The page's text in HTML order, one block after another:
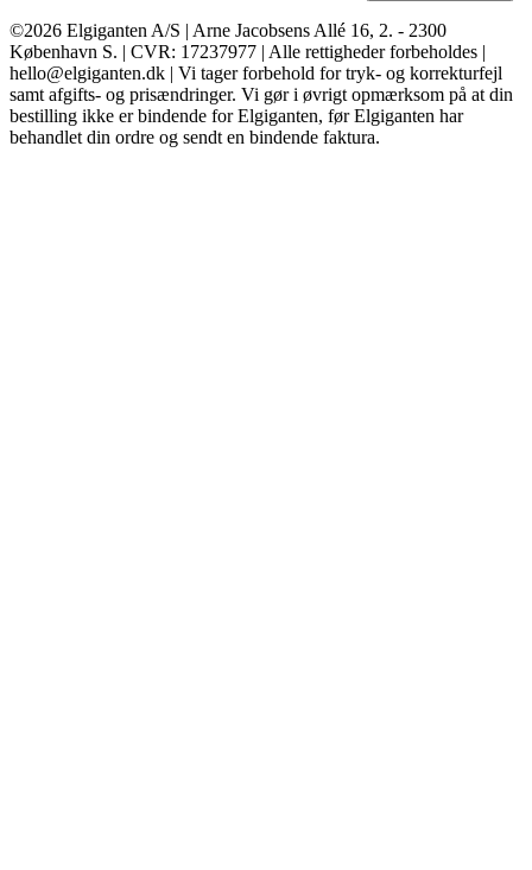
©2026 Elgiganten A/S | Arne Jacobsens Allé 16, 2. - 2300
København S. | CVR: 17237977 | Alle rettigheder forbeholdes |
hello@elgiganten.dk | Vi tager forbehold for tryk- og korrekturfejl
samt afgifts- og prisændringer. Vi gør i øvrigt opmærksom på at din
bestilling ikke er bindende for Elgiganten, før Elgiganten har
behandlet din ordre og sendt en bindende faktura.